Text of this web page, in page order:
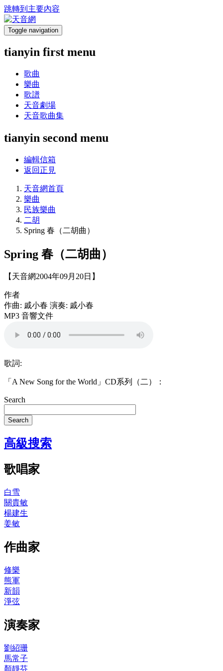
跳轉到主要內容
Toggle navigation
tianyin first menu
歌曲
樂曲
歌譜
天音劇場
天音歌曲集
tianyin second menu
編輯信箱
返回正見
天音網首頁
樂曲
民族樂曲
二胡
Spring 春（二胡曲）
Spring 春（二胡曲）
【天音網2004年09月20日】
作者
作曲: 戚小春 演奏: 戚小春
MP3 音響文件
歌詞:
「A New Song for the World」CD系列（二）：
Search
Search
高級搜索
歌唱家
白雪
關貴敏
楊建生
姜敏
作曲家
修樂
熊軍
新韻
淨弦
演奏家
劉紹珊
馬常子
顏靜芬